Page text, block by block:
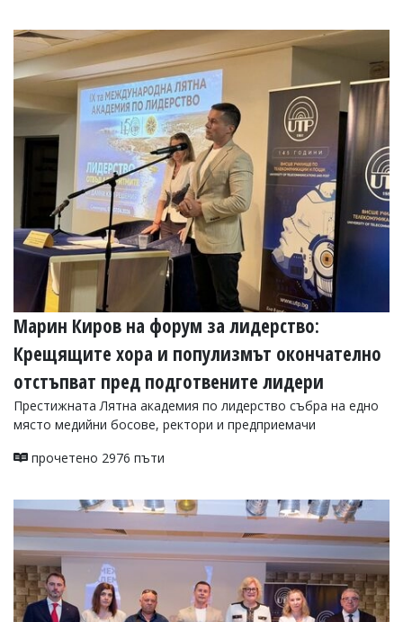
Марин Киров на форум за лидерство:
Крещящите хора и популизмът окончателно
отстъпват пред подготвените лидери
Престижната Лятна академия по лидерство събра на едно
място медийни босове, ректори и предприемачи
прочетено 2976 пъти